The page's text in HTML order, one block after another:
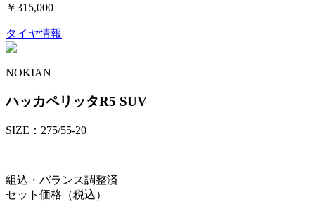
￥315,000
タイヤ情報
NOKIAN
ハッカペリッタR5 SUV
SIZE：275/55-20
組込・バランス調整済
セット価格（税込）